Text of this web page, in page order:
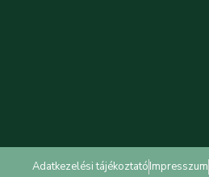
Adatkezelési tájékoztatóImpresszum